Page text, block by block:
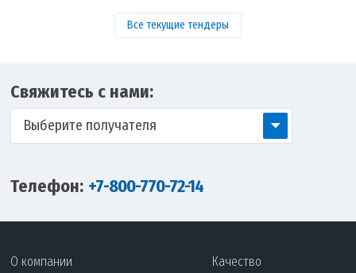
Все текущие тендеры
Свяжитесь с нами:
Выберите получателя
Телефон: +7-800-770-72-14
О компании
Качество